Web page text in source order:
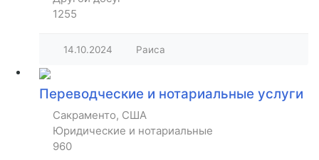
1255
14.10.2024 Раиса
Переводческие и нотариальные услуги
Сакраменто, США
Юридические и нотариальные
960